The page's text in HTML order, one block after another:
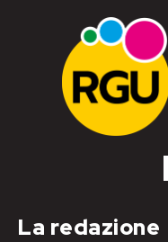
La redazione